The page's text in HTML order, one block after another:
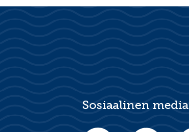
Sosiaalinen media